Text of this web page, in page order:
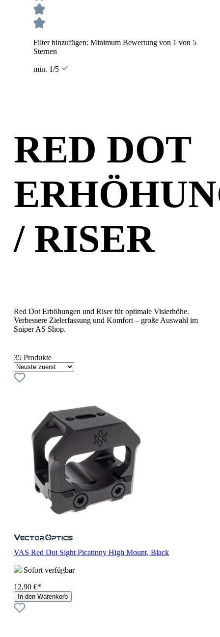
Filter hinzufügen: Minimum Bewertung von 1 von 5
Sternen
min. 1/5
RED DOT
/ RISER
Red Dot Erhöhungen und Riser für optimale Visierhöhe.
Verbessere Zielerfassung und Komfort – große Auswahl im
Sniper AS Shop.
35 Produkte
VAS Red Dot Sight Picatinny High Mount, Black
Sofort verfügbar
12,90 €*
In den Warenkorb